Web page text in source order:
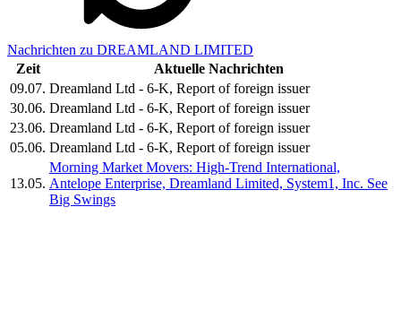
Nachrichten zu DREAMLAND LIMITED
Zeit
Aktuelle Nachrichten
09.07. Dreamland Ltd - 6-K, Report of foreign issuer
30.06. Dreamland Ltd - 6-K, Report of foreign issuer
23.06. Dreamland Ltd - 6-K, Report of foreign issuer
05.06. Dreamland Ltd - 6-K, Report of foreign issuer
13.05.
Morning Market Movers: High-Trend International,
Antelope Enterprise, Dreamland Limited, System1, Inc. See
Big Swings